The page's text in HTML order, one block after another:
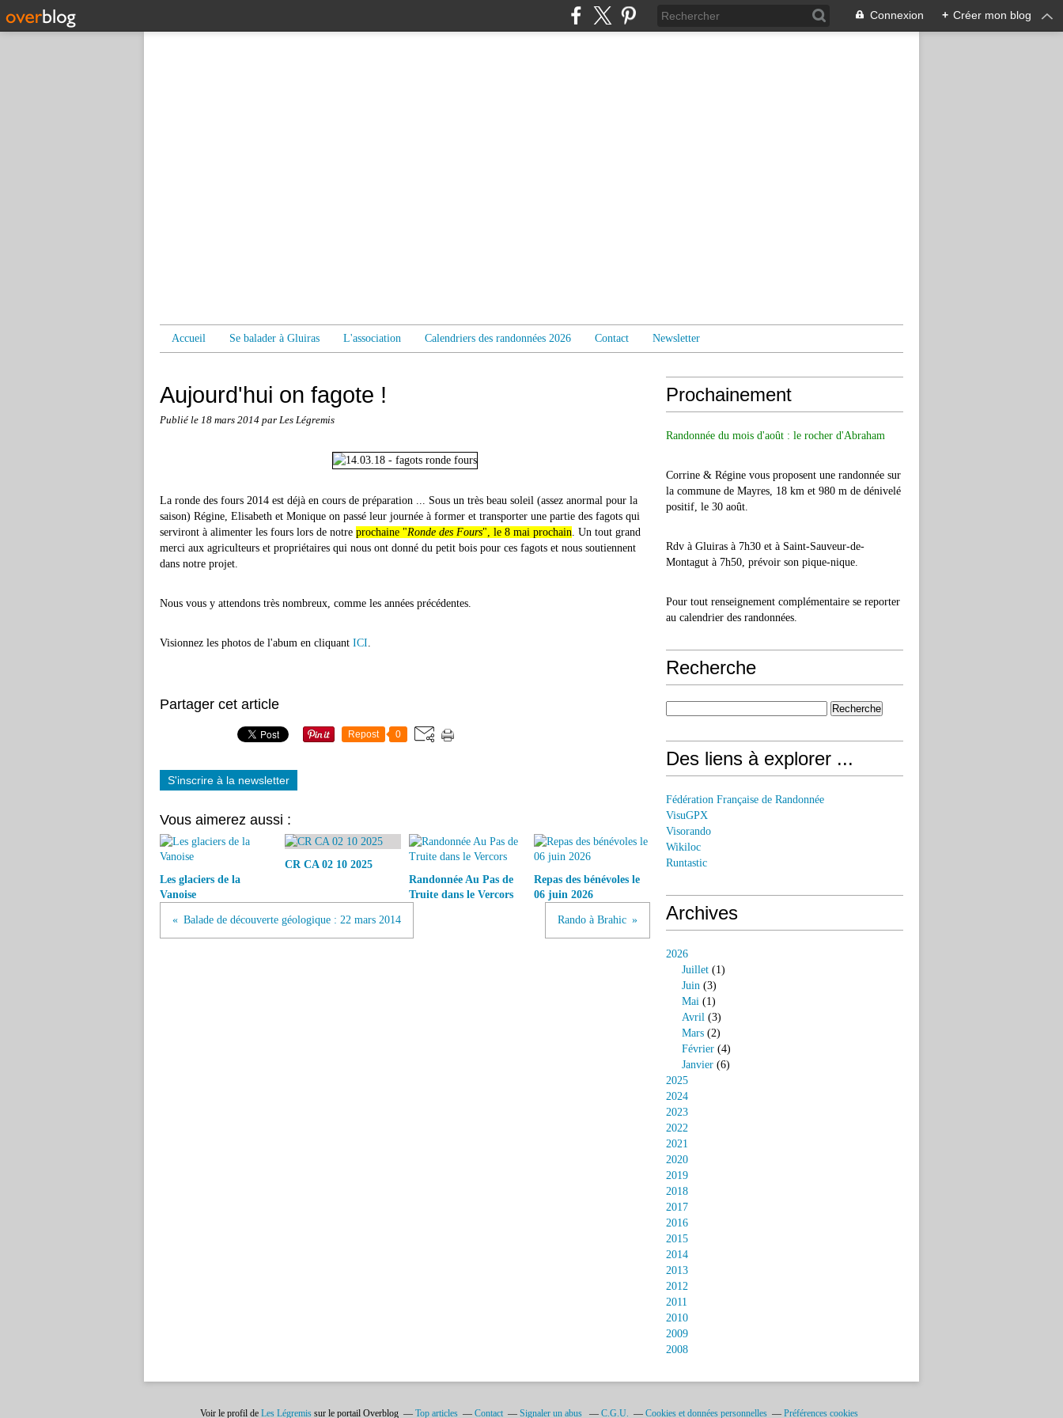
Connexion + Créer mon blog
Accueil Se balader à Gluiras L'association Calendriers des randonnées 2026 Contact Newsletter
Aujourd'hui on fagote !
Publié le 18 mars 2014 par Les Légremis
La ronde des fours 2014 est déjà en cours de préparation ... Sous un très beau soleil (assez anormal pour la
saison) Régine, Elisabeth et Monique on passé leur journée à former et transporter une partie des fagots qui
serviront à alimenter les fours lors de notre prochaine "Ronde des Fours", le 8 mai prochain. Un tout grand
merci aux agriculteurs et propriétaires qui nous ont donné du petit bois pour ces fagots et nous soutiennent
dans notre projet.
Nous vous y attendons très nombreux, comme les années précédentes.
Visionnez les photos de l'abum en cliquant ICI.
Partager cet article
Repost 0
S'inscrire à la newsletter
Vous aimerez aussi :
Les glaciers de la
Vanoise
CR CA 02 10 2025
Randonnée Au Pas de
Truite dans le Vercors
Repas des bénévoles le
06 juin 2026
Balade de découverte géologique : 22 mars 2014 Rando à Brahic
Prochainement
Randonnée du mois d'août : le rocher d'Abraham
Corrine & Régine vous proposent une randonnée sur
la commune de Mayres, 18 km et 980 m de dénivelé
positif, le 30 août.
Rdv à Gluiras à 7h30 et à Saint-Sauveur-de-
Montagut à 7h50, prévoir son pique-nique.
Pour tout renseignement complémentaire se reporter
au calendrier des randonnées.
Recherche
Des liens à explorer ...
Fédération Française de Randonnée
VisuGPX
Visorando
Wikiloc
Runtastic
Archives
2026
Juillet (1)
Juin (3)
Mai (1)
Avril (3)
Mars (2)
Février (4)
Janvier (6)
2025
2024
2023
2022
2021
2020
2019
2018
2017
2016
2015
2014
2013
2012
2011
2010
2009
2008
Voir le profil de Les Légremis sur le portail Overblog Top articles Contact Signaler un abus C.G.U. Cookies et données personnelles Préférences cookies